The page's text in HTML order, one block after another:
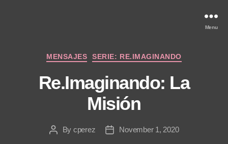
Menu
Categories
MENSAJES SERIE: RE.IMAGINANDO
Re.Imaginando: La
Misión
PostBy cperez
PostNovember 1, 2020